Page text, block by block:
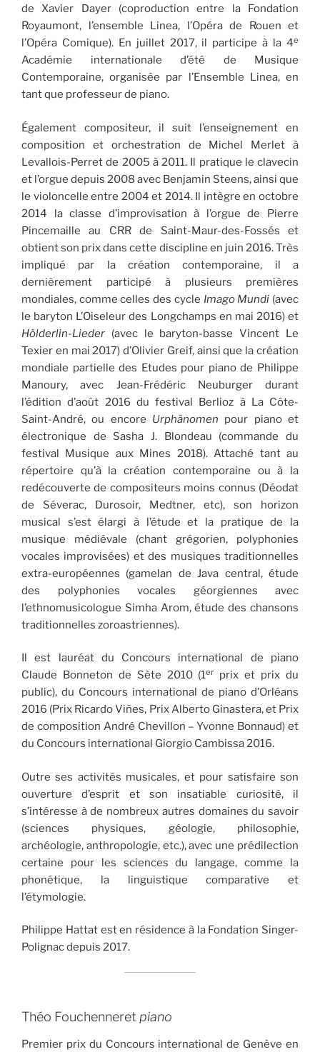
de Xavier Dayer (coproduction entre la Fondation
Royaumont, l’ensemble Linea, l’Opéra de Rouen et
l’Opéra Comique). En juillet 2017, il participe à la 4e
Académie internationale d’été de Musique
Contemporaine, organisée par l’Ensemble Linea, en
tant que professeur de piano.
Également compositeur, il suit l’enseignement en
composition et orchestration de Michel Merlet à
Levallois-Perret de 2005 à 2011. Il pratique le clavecin
et l’orgue depuis 2008 avec Benjamin Steens, ainsi que
le violoncelle entre 2004 et 2014. Il intègre en octobre
2014 la classe d’improvisation à l’orgue de Pierre
Pincemaille au CRR de Saint-Maur-des-Fossés et
obtient son prix dans cette discipline en juin 2016. Très
impliqué par la création contemporaine, il a
dernièrement participé à plusieurs premières
mondiales, comme celles des cycle Imago Mundi (avec
le baryton L’Oiseleur des Longchamps en mai 2016) et
Hölderlin-Lieder (avec le baryton-basse Vincent Le
Texier en mai 2017) d’Olivier Greif, ainsi que la création
mondiale partielle des Etudes pour piano de Philippe
Manoury, avec Jean-Frédéric Neuburger durant
l’édition d’août 2016 du festival Berlioz à La Côte-
Saint-André, ou encore Urphänomen pour piano et
électronique de Sasha J. Blondeau (commande du
festival Musique aux Mines 2018). Attaché tant au
répertoire qu’à la création contemporaine ou à la
redécouverte de compositeurs moins connus (Déodat
de Séverac, Durosoir, Medtner, etc), son horizon
musical s’est élargi à l’étude et la pratique de la
musique médiévale (chant grégorien, polyphonies
vocales improvisées) et des musiques traditionnelles
extra-européennes (gamelan de Java central, étude
des polyphonies vocales géorgiennes avec
l’ethnomusicologue Simha Arom, étude des chansons
traditionnelles zoroastriennes).
Il est lauréat du Concours international de piano
Claude Bonneton de Sète 2010 (1er
prix et prix du
public), du Concours international de piano d’Orléans
2016 (Prix Ricardo Viñes, Prix Alberto Ginastera, et Prix
de composition André Chevillon – Yvonne Bonnaud) et
du Concours international Giorgio Cambissa 2016.
Outre ses activités musicales, et pour satisfaire son
ouverture d’esprit et son insatiable curiosité, il
s’intéresse à de nombreux autres domaines du savoir
(sciences physiques, géologie, philosophie,
archéologie, anthropologie, etc.), avec une prédilection
certaine pour les sciences du langage, comme la
phonétique, la linguistique comparative et
l’étymologie.
Philippe Hattat est en résidence à la Fondation Singer-
Polignac depuis 2017.
Théo Fouchenneret piano
Premier prix du Concours international de Genève en